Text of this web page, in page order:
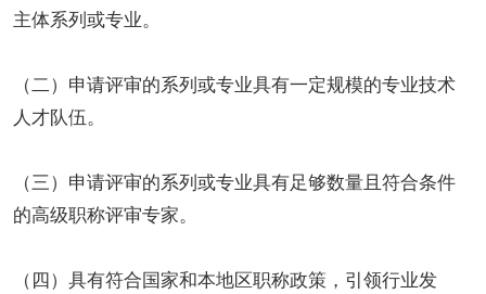
主体系列或专业。
（二）申请评审的系列或专业具有一定规模的专业技术
人才队伍。
（三）申请评审的系列或专业具有足够数量且符合条件
的高级职称评审专家。
（四）具有符合国家和本地区职称政策，引领行业发